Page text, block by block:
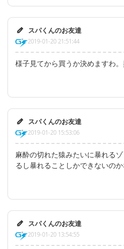
スパくんのお友達
2019-01-20 21:51:44
様子見てから買うか決めますわ。
スパくんのお友達
2019-01-20 15:53:06
麻酔の切れた猿みたいに暴れる
るし暴れることしかできないの
スパくんのお友達
2019-01-20 13:54:55